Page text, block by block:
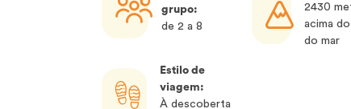
grupo:
de 2 a 8
2430
acima do
do mar
Estilo de
viagem:
À descoberta